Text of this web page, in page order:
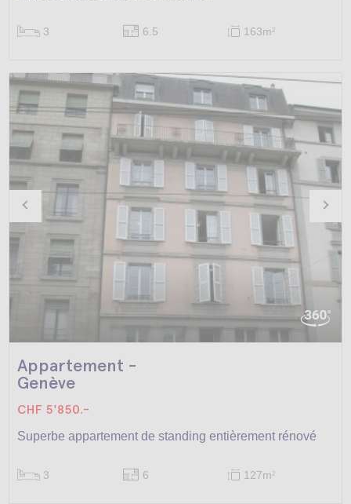
3 6.5 163m2
Appartement -
Genève
CHF 5'850.-
Superbe appartement de standing entièrement rénové
3 6 127m2